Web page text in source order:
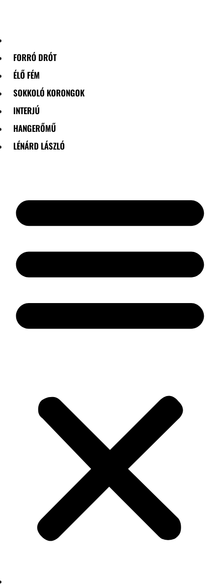
FORRÓ DRÓT
ÉLŐ FÉM
SOKKOLÓ KORONGOK
INTERJÚ
HANGERŐMŰ
LÉNÁRD LÁSZLÓ